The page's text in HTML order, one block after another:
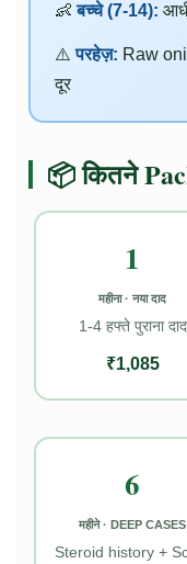
👶बच्चे (7-14):
⚠️परहेज़: Raw
दूर
📦 कितने
1
महीना · नया दाद
1-4 हफ्ते पुराना दाद
₹1,085
6
महीने · DEEP CASES
Steroid history +